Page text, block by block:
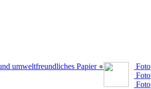
umweltfreundliches Papier ●